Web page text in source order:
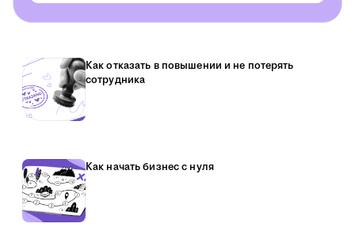
Как отказать в повышении и не потерять
сотрудника
Как начать бизнес с нуля